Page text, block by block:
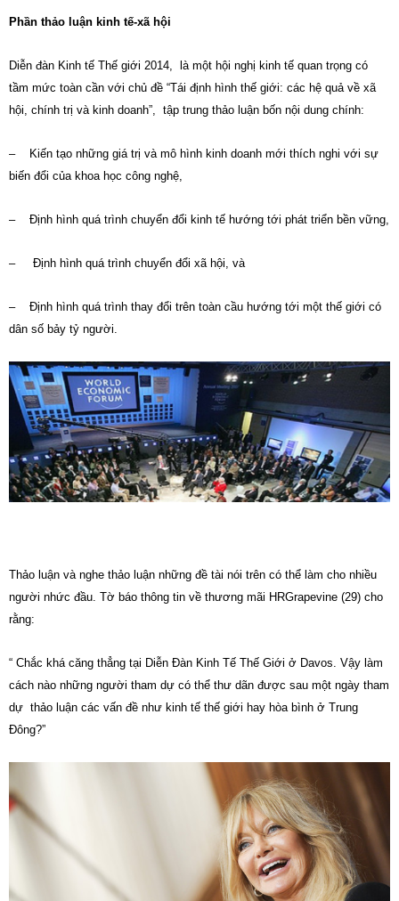
Phần thảo luận kinh tế-xã hội
Diễn đàn Kinh tế Thế giới 2014, là một hội nghị kinh tế quan trọng có
tầm mức toàn cần với chủ đề “Tái định hình thế giới: các hệ quả về xã
hội, chính trị và kinh doanh”, tập trung thảo luận bốn nội dung chính:
– Kiến tạo những giá trị và mô hình kinh doanh mới thích nghi với sự
biến đổi của khoa học công nghệ,
– Định hình quá trình chuyển đổi kinh tế hướng tới phát triển bền vững,
– Định hình quá trình chuyển đổi xã hội, và
– Định hình quá trình thay đổi trên toàn cầu hướng tới một thế giới có
dân số bảy tỷ người.
Thảo luận và nghe thảo luận những đề tài nói trên có thể làm cho nhiều
người nhức đầu. Tờ báo thông tin về thương mãi HRGrapevine (29) cho
rằng:
“ Chắc khá căng thẳng tại Diễn Đàn Kinh Tế Thế Giới ở Davos. Vậy làm
cách nào những người tham dự có thể thư dãn được sau một ngày tham
dự thảo luận các vấn đề như kinh tế thế giới hay hòa bình ở Trung
Đông?”